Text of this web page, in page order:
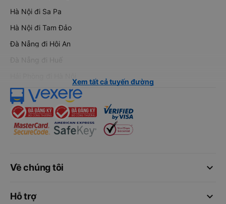
Hà Nội đi Sa Pa
Hà Nội đi Tam Đảo
Đà Nẵng đi Hội An
Đà Nẵng đi Huế
Xem tất cả tuyến đường
keyboard_arrow_down
Về chúng tôi
keyboard_arrow_down
Hỗ trợ